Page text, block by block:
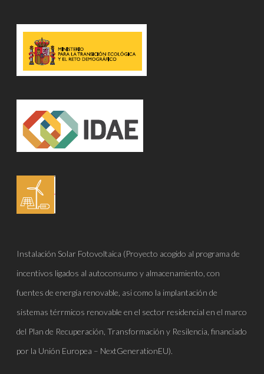
Instalación Solar Fotovoltaica (Proyecto acogido al programa de
incentivos ligados al autoconsumo y almacenamiento, con
fuentes de energía renovable, asi como la implantación de
sistemas térrmicos renovable en el sector residencial en el marco
del Plan de Recuperación, Transformación y Resilencia, financiado
por la Unión Europea – NextGenerationEU).